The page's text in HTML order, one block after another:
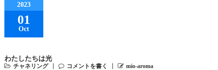
2023
01
Oct
わたしたちは光
チャネリング コメントを書く mio-aroma